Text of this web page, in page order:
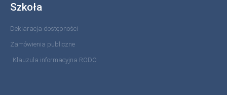
Szkoła
Deklaracja dostępności
Zamówienia publiczne
Klauzula informacyjna RODO